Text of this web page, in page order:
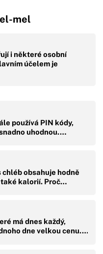
mel
i některé osobní
účelem je
používá PIN kódy,
uhodnou.…
obsahuje hodně
kalorií. Proč…
má dnes každý,
dne velkou cenu.…